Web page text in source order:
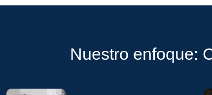
Nuestro enfoque: